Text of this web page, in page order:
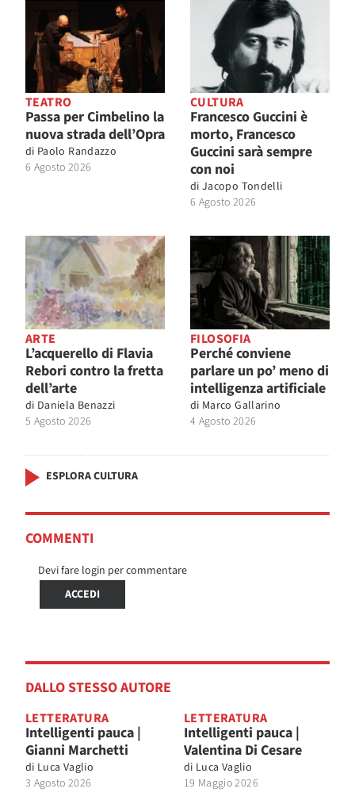
TEATRO
Passa per Cimbelino la
nuova strada dell’Opra
di Paolo Randazzo
6 Agosto 2026
CULTURA
Francesco Guccini è
morto, Francesco
Guccini sarà sempre
con noi
di Jacopo Tondelli
6 Agosto 2026
ARTE
L’acquerello di Flavia
Rebori contro la fretta
dell’arte
di Daniela Benazzi
5 Agosto 2026
FILOSOFIA
Perché conviene
parlare un po’ meno di
intelligenza artificiale
di Marco Gallarino
4 Agosto 2026
ESPLORA CULTURA
COMMENTI
Devi fare login per commentare
ACCEDI
DALLO STESSO AUTORE
LETTERATURA
Intelligenti pauca |
Gianni Marchetti
di Luca Vaglio
3 Agosto 2026
LETTERATURA
Intelligenti pauca |
Valentina Di Cesare
di Luca Vaglio
19 Maggio 2026